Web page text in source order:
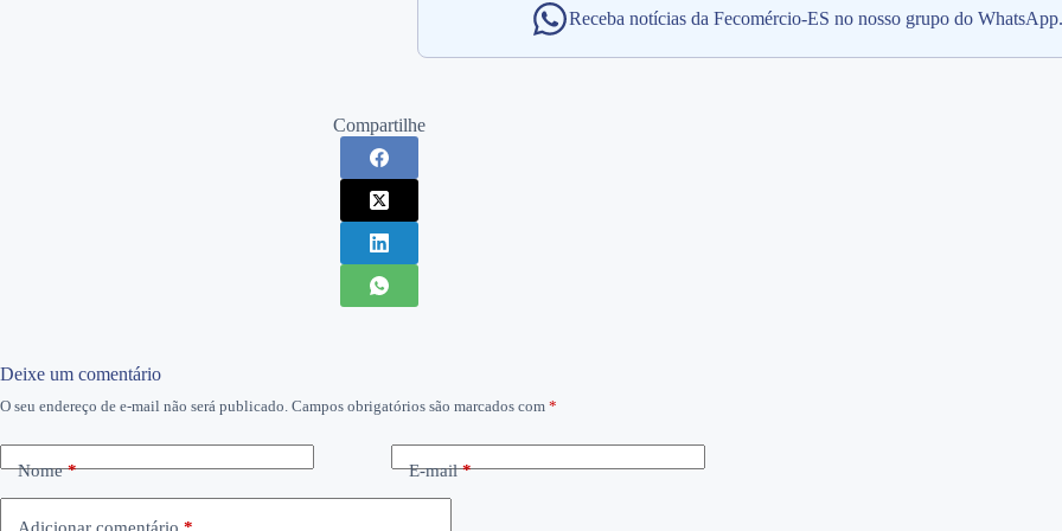
Receba notícias da Fecomércio-ES no nosso grupo do WhatsApp.
Compartilhe
Deixe um comentário
O seu endereço de e-mail não será publicado. Campos obrigatórios são marcados com *
Nome* E-mail*